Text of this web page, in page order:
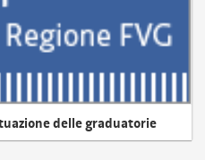
delle graduatorie